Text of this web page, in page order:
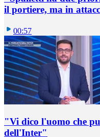
il portiere, ma in
00:57
"Vi dico l'uomo che
dell'Inter"